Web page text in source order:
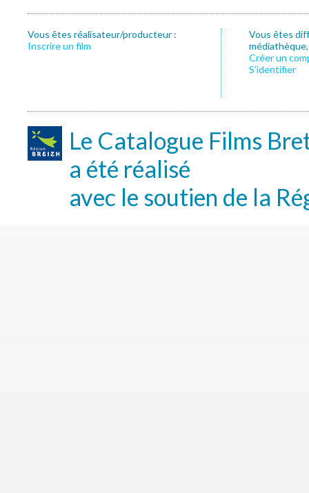
Vous êtes réalisateur/producteur :
Inscrire un film
Vous êtes
Créer un
S’identifier
Le Catalogue Films
a été réalisé
avec le soutien de la